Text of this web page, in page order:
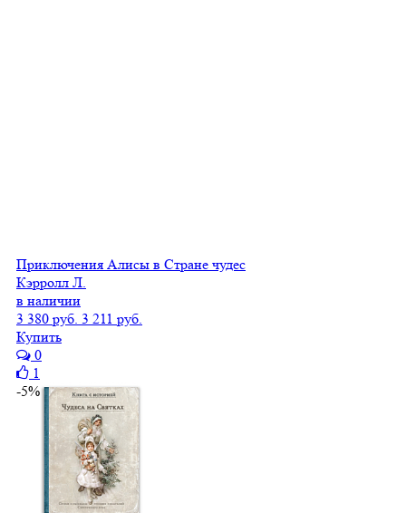
Приключения Алисы в Стране чудес
Кэрролл Л.
в наличии
3 380 руб. 3 211 руб.
Купить
0
1
-5%